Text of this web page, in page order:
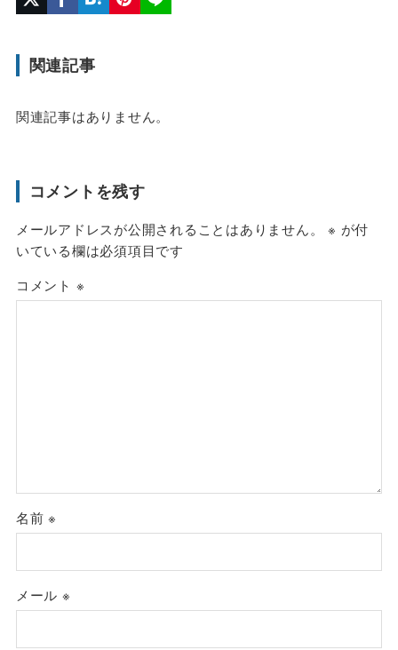
関連記事
関連記事はありません。
コメントを残す
メールアドレスが公開されることはありません。 ※ が付
いている欄は必須項目です
コメント ※
名前※
メール ※